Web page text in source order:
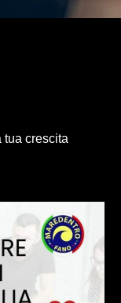
tua crescita